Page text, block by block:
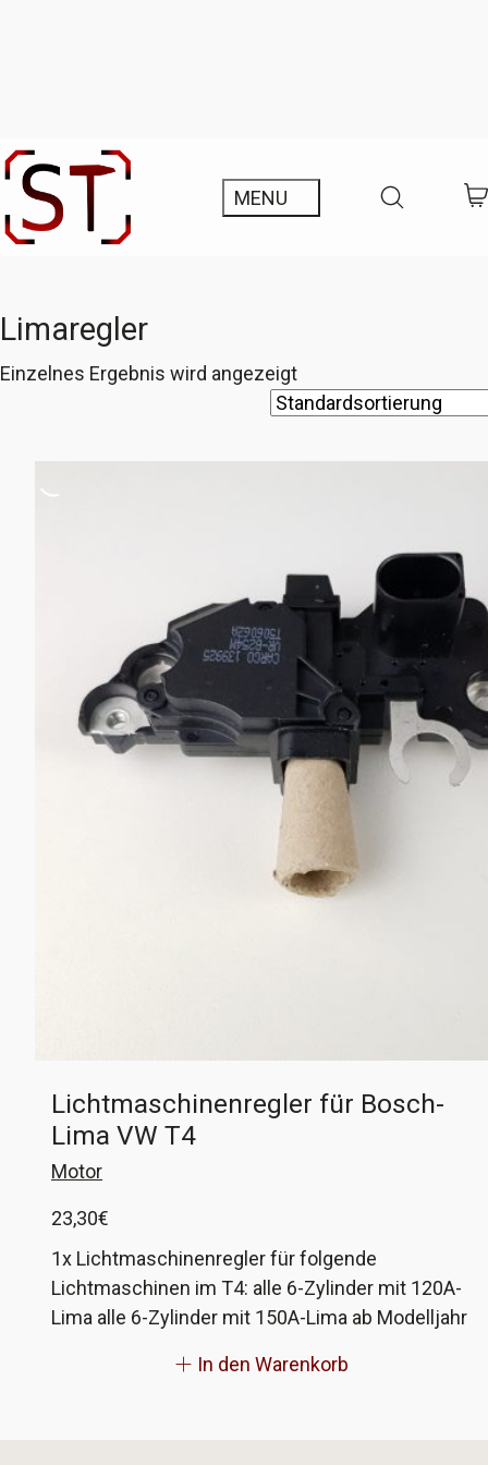
Limaregler
Einzelnes Ergebnis wird angezeigt
Lichtmaschinenregler für Bosch-
Lima VW T4
Motor
23,30€
1x Lichtmaschinenregler für folgende
Lichtmaschinen im T4: alle 6-Zylinder mit 120A-
Lima alle 6-Zylinder mit 150A-Lima ab Modelljahr
mit 90A und 120A-Lima ab FIN 70 X 075001 Der
In den Warenkorb